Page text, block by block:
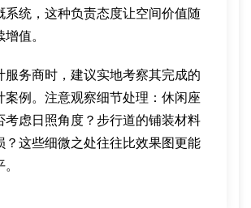
系统，这种负责态度让空间价值随
值。
服务商时，建议实地考察其完成的
案例。注意观察细节处理：休闲座
考虑日照角度？步行道的铺装材料
？这些细微之处往往比效果图更能